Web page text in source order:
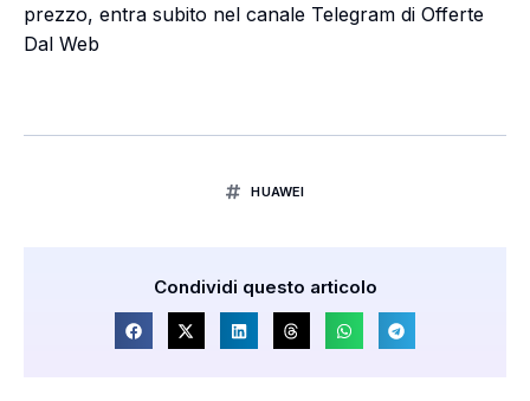
prezzo, entra subito nel canale Telegram di Offerte
Dal Web
HUAWEI
Condividi questo articolo